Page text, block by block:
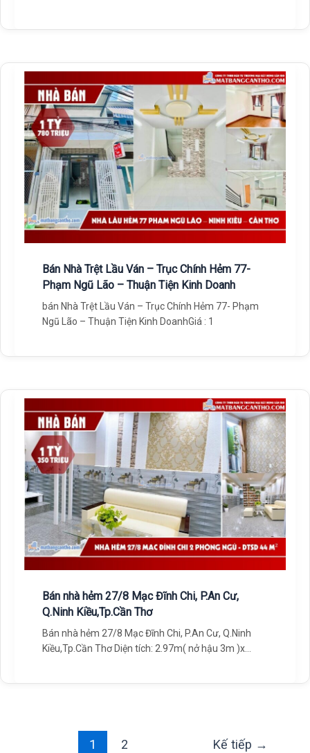
Bán Nhà Trệt Lầu Ván – Trục Chính Hẻm 77-
Phạm Ngũ Lão – Thuận Tiện Kinh Doanh
bán Nhà Trệt Lầu Ván – Trục Chính Hẻm 77- Phạm
Ngũ Lão – Thuận Tiện Kinh DoanhGiá : 1
Bán nhà hẻm 27/8 Mạc Đĩnh Chi, P.An Cư,
Q.Ninh Kiều,Tp.Cần Thơ
Bán nhà hẻm 27/8 Mạc Đĩnh Chi, P.An Cư, Q.Ninh
Kiều,Tp.Cần Thơ Diện tích: 2.97m( nở hậu 3m )x
1 2 Kế tiếp →